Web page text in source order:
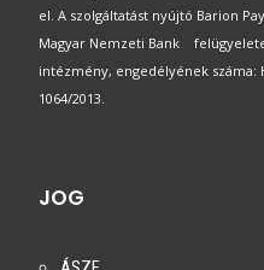
el. A szolgáltatást nyújtó Barion
Magyar Nemzeti Bank
intézmény, engedélyének száma:
1064/2013.
JOG